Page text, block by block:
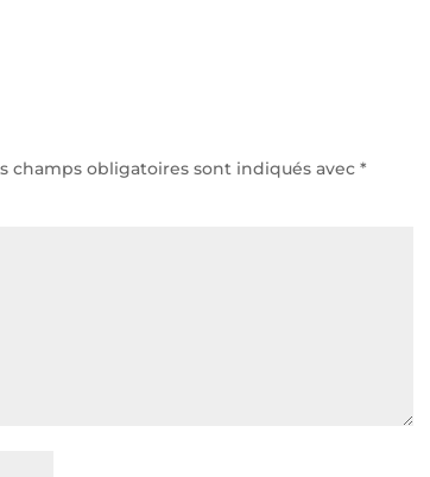
champs obligatoires sont indiqués avec *